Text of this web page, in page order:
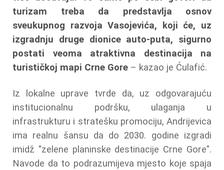
turizam treba da predstavlja osnov
sveukupnog razvoja Vasojevića, koji će, uz
izgradnju druge dionice auto-puta, sigurno
postati veoma atraktivna destinacija na
turističkoj mapi Crne Gore – kazao je Ćulafić.
Iz lokalne uprave tvrde da, uz odgovarajuću
institucionalnu podršku, ulaganja u
infrastrukturu i stratešku promociju, Andrijevica
ima realnu šansu da do 2030. godine izgradi
imidž "zelene planinske destinacije Crne Gore".
Navode da to podrazumijeva mjesto koje spaja